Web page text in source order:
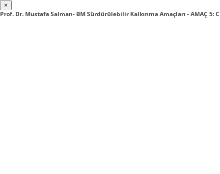
×
Prof. Dr. Mustafa Salman- BM Sürdürülebilir Kalkınma Amaçları - AMAÇ 5: